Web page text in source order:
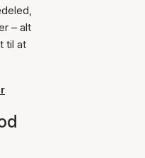
– alt
til at